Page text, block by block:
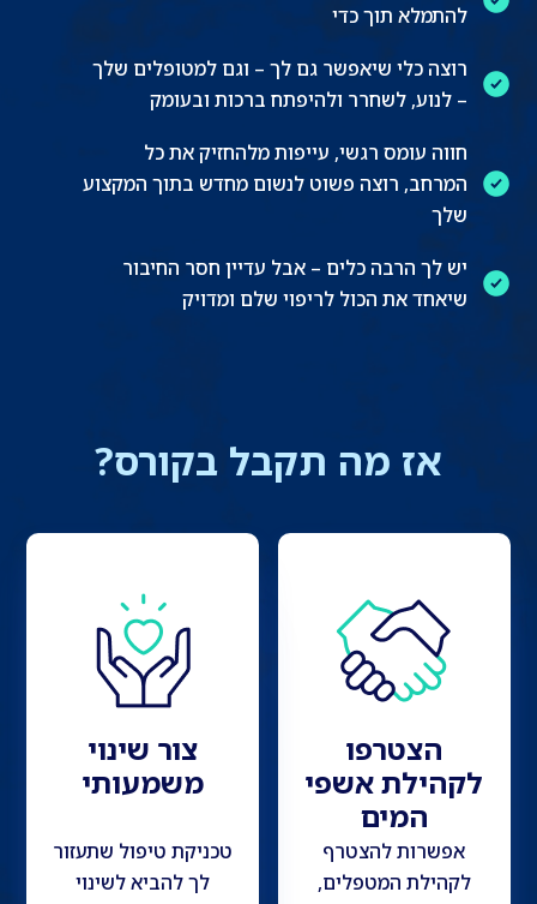
להתמלא תוך כדי
רוצה כלי שיאפשר גם לך – וגם למטופלים שלך
– לנוע, לשחרר ולהיפתח ברכות ובעומק
חווה עומס רגשי, עייפות מלהחזיק את כל
המרחב, רוצה פשוט לנשום מחדש בתוך המקצוע
שלך
יש לך הרבה כלים – אבל עדיין חסר החיבור
שיאחד את הכול לריפוי שלם ומדויק
אז מה תקבל בקורס?
הצטרפו
לקהילת אשפי
המים
אפשרות להצטרף
לקהילת המטפלים,
צור שינוי
משמעותי
טכניקת טיפול שתעזור
לך להביא לשינוי